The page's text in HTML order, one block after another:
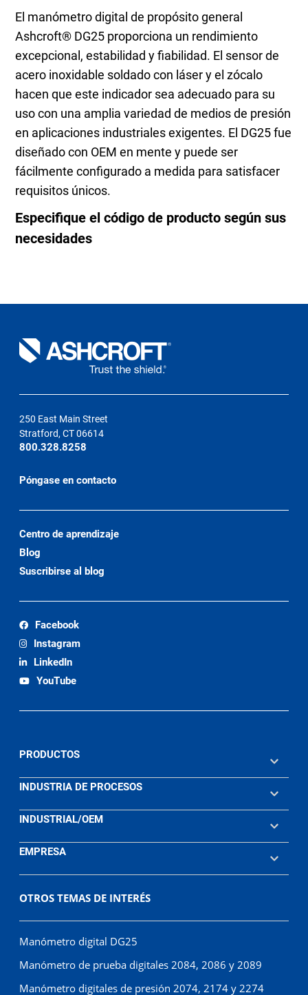
El manómetro digital de propósito general
Ashcroft® DG25 proporciona un rendimiento
excepcional, estabilidad y fiabilidad. El sensor de
acero inoxidable soldado con láser y el zócalo
hacen que este indicador sea adecuado para su
uso con una amplia variedad de medios de presión
en aplicaciones industriales exigentes. El DG25 fue
diseñado con OEM en mente y puede ser
fácilmente configurado a medida para satisfacer
requisitos únicos.
Especifique el código de producto según sus
necesidades
250 East Main Street
Stratford, CT 06614
800.328.8258
Póngase en contacto
Centro de aprendizaje
Blog
Suscribirse al blog
Facebook
Instagram
LinkedIn
YouTube
PRODUCTOS
INDUSTRIA DE PROCESOS
INDUSTRIAL/OEM
EMPRESA
OTROS TEMAS DE INTERÉS
Manómetro digital DG25
Manómetro de prueba digitales 2084, 2086 y 2089
Manómetro digitales de presión 2074, 2174 y 2274